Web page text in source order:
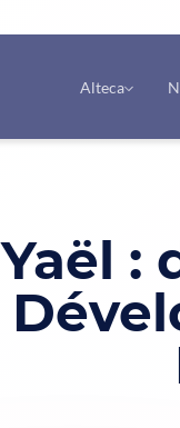
Alteca
Yaël :